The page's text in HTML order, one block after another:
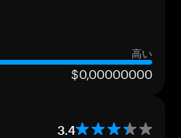
高い
$0,00000000
3.4